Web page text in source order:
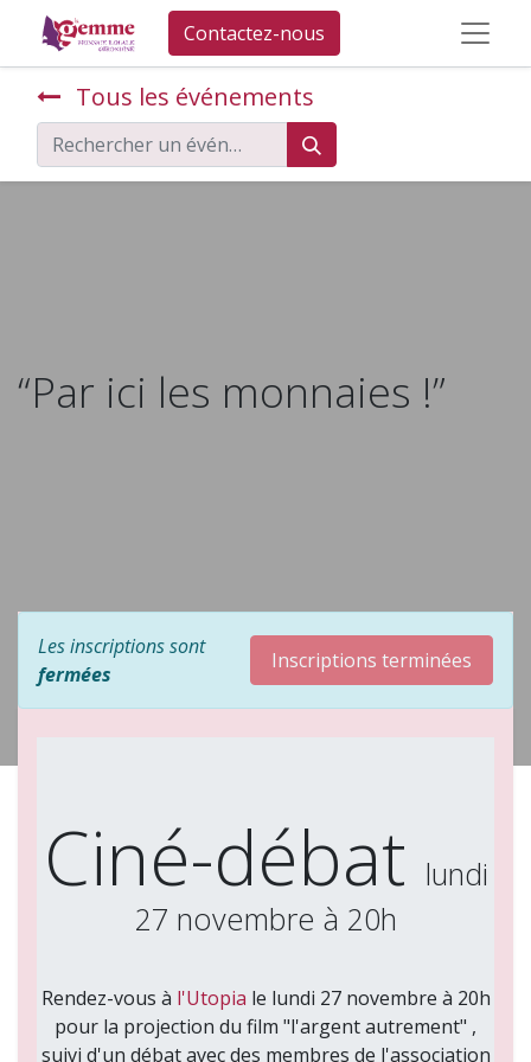
Contactez-nous
Tous les événements
“Par ici les monnaies !”
Les inscriptions sont
fermées
Inscriptions terminées
Ciné-débat lundi
27 novembre à 20h
Rendez-vous à l'Utopia le lundi 27 novembre à 20h
pour la projection du film "l'argent autrement" ,
suivi d'un débat avec des membres de l'association